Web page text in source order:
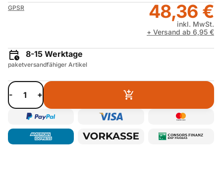
GPSR 48,36 €
inkl. MwSt.
+ Versand ab 6,95 €
8-15 Werktage
paketversandfähiger Artikel
- +